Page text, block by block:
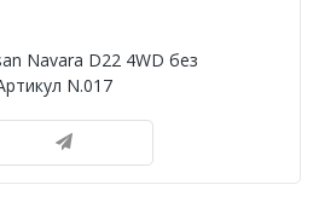
Navara D22 4WD без
N.017